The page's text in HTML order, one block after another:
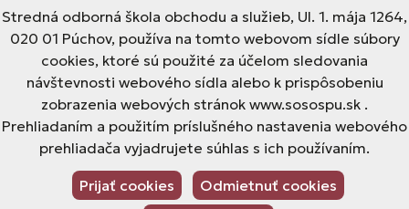
Stredná odborná škola obchodu a služieb, Ul. 1. mája 1264,
020 01 Púchov, používa na tomto webovom sídle súbory
cookies, ktoré sú použité za účelom sledovania
návštevnosti webového sídla alebo k prispôsobeniu
zobrazenia webových stránok www.sosospu.sk .
Prehliadaním a použitím príslušného nastavenia webového
prehliadača vyjadrujete súhlas s ich používaním.
Prijať cookies
Odmietnuť cookies